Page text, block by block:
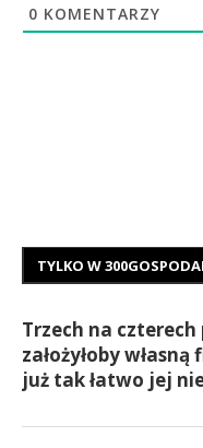
0 KOMENTARZY
TYLKO W
Trzech na
założyłoby
już tak łatwo jej